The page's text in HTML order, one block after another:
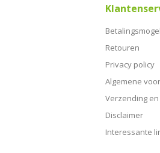
Retouren
Privacy policy
Algemene
Verzending
Disclaimer
Interessante